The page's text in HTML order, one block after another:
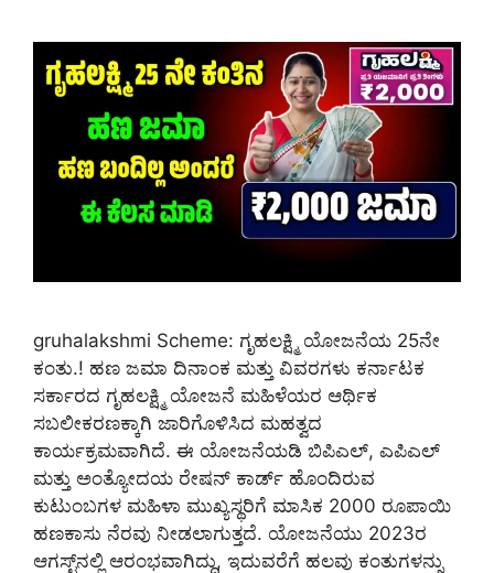
gruhalakshmi Scheme: ಗೃಹಲಕ್ಷ್ಮಿ ಯೋಜನೆಯ 25ನೇ
ಕಂತು.! ಹಣ ಜಮಾ ದಿನಾಂಕ ಮತ್ತು ವಿವರಗಳು ಕರ್ನಾಟಕ
ಸರ್ಕಾರದ ಗೃಹಲಕ್ಷ್ಮಿ ಯೋಜನೆ ಮಹಿಳೆಯರ ಆರ್ಥಿಕ
ಸಬಲೀಕರಣಕ್ಕಾಗಿ ಜಾರಿಗೊಳಿಸಿದ ಮಹತ್ವದ
ಕಾರ್ಯಕ್ರಮವಾಗಿದೆ. ಈ ಯೋಜನೆಯಡಿ ಬಿಪಿಎಲ್, ಎಪಿಎಲ್
ಮತ್ತು ಅಂತ್ಯೋದಯ ರೇಷನ್ ಕಾರ್ಡ್ ಹೊಂದಿರುವ
ಕುಟುಂಬಗಳ ಮಹಿಳಾ ಮುಖ್ಯಸ್ಥರಿಗೆ ಮಾಸಿಕ 2000 ರೂಪಾಯಿ
ಹಣಕಾಸು ನೆರವು ನೀಡಲಾಗುತ್ತದೆ. ಯೋಜನೆಯು 2023ರ
ಆಗಸ್ಟ್‌ನಲ್ಲಿ ಆರಂಭವಾಗಿದ್ದು, ಇದುವರೆಗೆ ಹಲವು ಕಂತುಗಳನ್ನು